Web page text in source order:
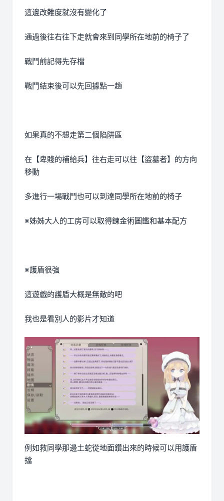
這邊改難度就沒有變化了
通過後往右往下走就會來到同學所在地前的椅子了
戰鬥前記得先存檔
戰鬥結束後可以先回據點一趟
如果真的不想走第二個陷阱區
在【卑賤的補給兵】往右走可以往【盜墓者】的方向
移動
多進行一場戰鬥也可以到達同學所在地前的椅子
※姊姊大人的工房可以取得鍊金術圖鑑和基本配方
※護盾很強
這遊戲的護盾大概是無敵的吧
我也是看別人的影片才知道
例如救同學那邊土蛇從地面鑽出來的時候可以用護盾
擋